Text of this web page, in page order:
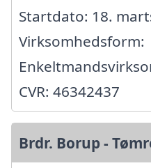
Startdato: 18.
Virksomhedsform:
CVR: 46342437
Brdr. Borup -